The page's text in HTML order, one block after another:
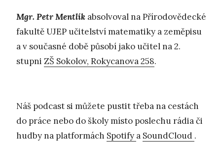
Mgr. Petr Mentlík absolvoval na Přírodovědecké
fakultě UJEP učitelství matematiky a zeměpisu
a v současné době působí jako učitel na 2.
stupni ZŠ Sokolov, Rokycanova 258.
Náš podcast si můžete pustit třeba na cestách
do práce nebo do školy místo poslechu rádia či
hudby na platformách Spotify a SoundCloud .